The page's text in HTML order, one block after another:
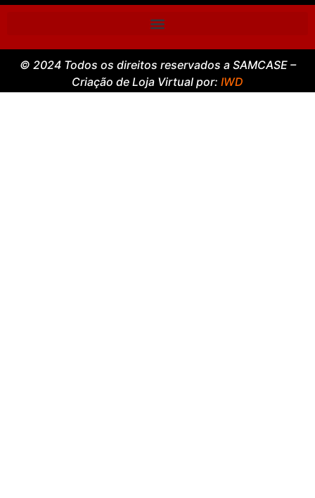
© 2024 Todos os direitos reservados a SAMCASE –
Criação de Loja Virtual por: IWD